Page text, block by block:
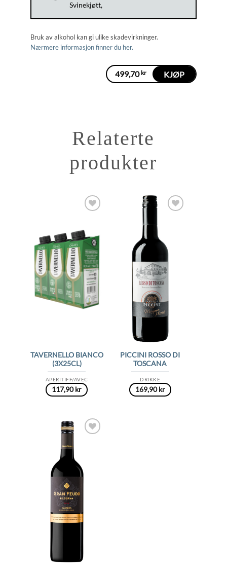
Svinekjøtt
Bruk av alkohol kan gi ulike skadevirkninger.
Nærmere informasjon finner du her.
499,70 kr KJØP
Relaterte
produkter
APERITIFF/AVEC
TAVERNELLO BIANCO
(3X25CL)
117,90kr
DRIKKE
PICCINI ROSSO DI
TOSCANA
169,90kr